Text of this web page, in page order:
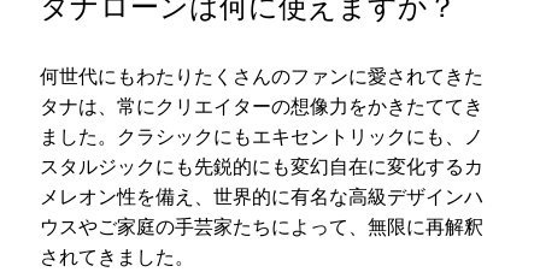
何世代にもわたりたくさんのファンに愛されてきた
タナは、常にクリエイターの想像力をかきたててき
ました。クラシックにもエキセントリックにも、ノ
スタルジックにも先鋭的にも変幻自在に変化するカ
メレオン性を備え、世界的に有名な高級デザインハ
ウスやご家庭の手芸家たちによって、無限に再解釈
されてきました。